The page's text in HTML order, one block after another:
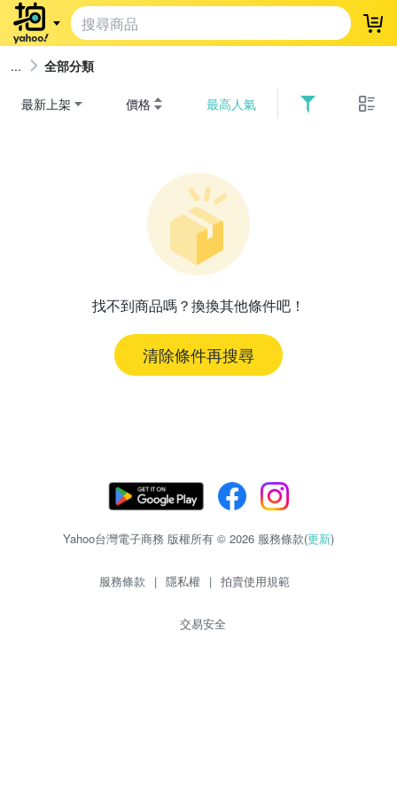
登
全部分類
最新上架 價格 最高人氣
找不到商品嗎？換換其他條件吧！
清除條件再搜尋
Yahoo台灣電子商務 版權所有 © 2026 服務條款(更新)
服務條款 | 隱私權 | 拍賣使用規範
交易安全